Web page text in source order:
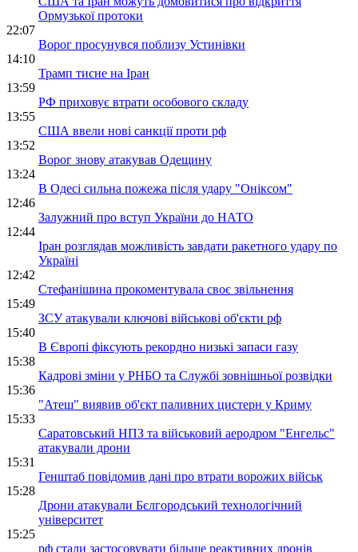
Ормузької протоки
22:07
Ворог просунувся поблизу Устинівки
14:10
Трамп тисне на Іран
13:59
РФ приховує втрати особового складу
13:55
США ввели нові санкції проти рф
13:52
Ворог знову атакував Одещину
13:24
В Одесі сильна пожежа після удару "Оніксом"
12:46
Залужний про вступ України до НАТО
12:44
Іран розглядав можливість завдати ракетного удару по
Україні
12:42
Стефанішина прокоментувала своє звільнення
15:49
ЗСУ атакували ключові військові об'єкти рф
15:40
В Європі фіксують рекордно низькі запаси газу
15:38
Кадрові зміни у РНБО та Службі зовнішньої розвідки
15:36
"Атеш" виявив об'єкт паливних цистерн у Криму
15:33
Саратовський НПЗ та військовий аеродром "Енгельс"
атакували дрони
15:31
Генштаб повідомив дані про втрати ворожих військ
15:28
Дрони атакували Бєлгородський технологічний
університет
15:25
рф стали застосовувати більше реактивних дронів